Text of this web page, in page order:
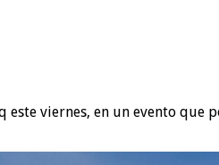
este viernes, en un evento